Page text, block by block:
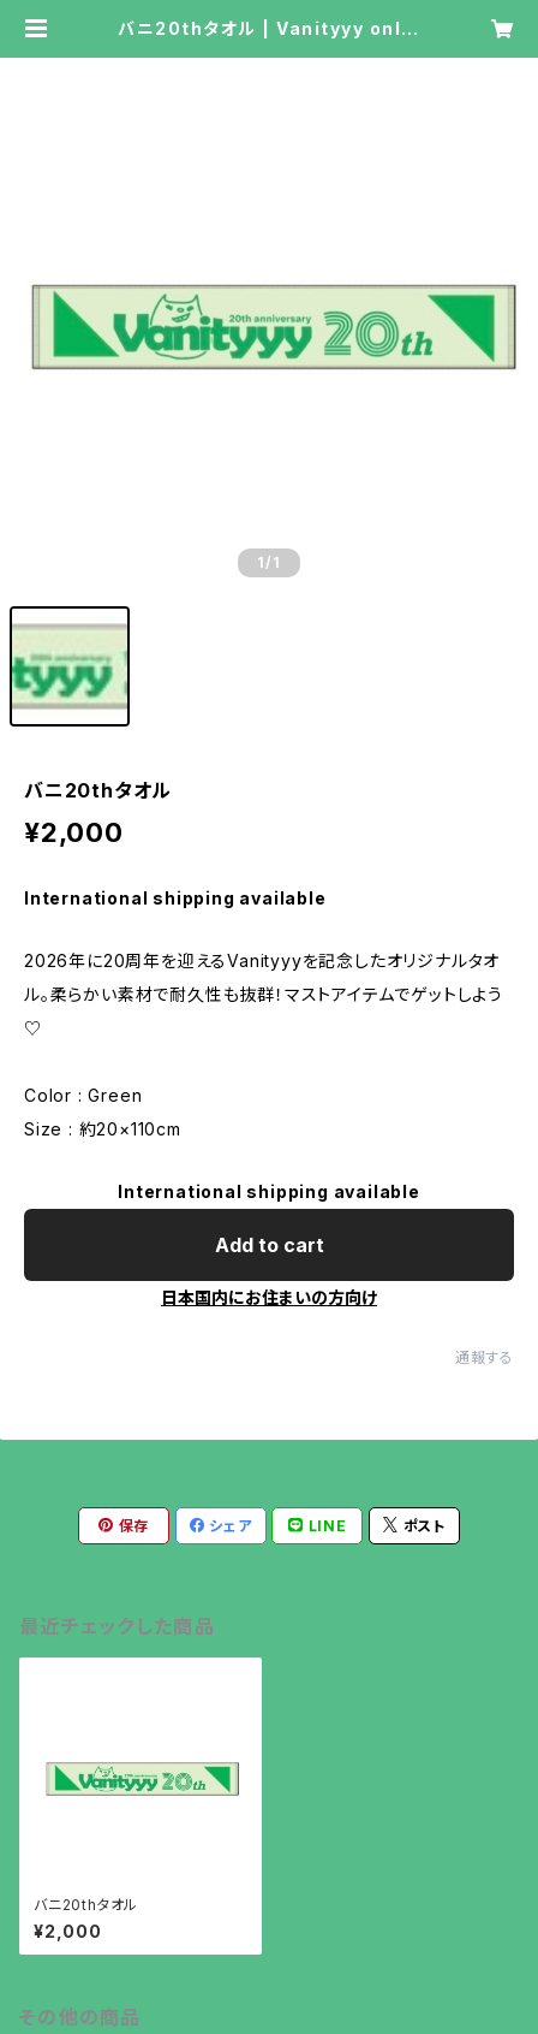
バニ20thタオル | Vanityyy onlin
1 /1
バニ20thタオル
¥2,000
International shipping available
2026年に20周年を迎えるVanityyyを記念したオリジナルタオ
ル。柔らかい素材で耐久性も抜群！マストアイテムでゲットしよう
♡
Color : Green
Size : 約20×110cm
International shipping available
Add to cart
日本国内にお住まいの方向け
通報する
保存 シェア LINE ポスト
最近チェックした商品
バニ20thタオル
¥2,000
その他の商品